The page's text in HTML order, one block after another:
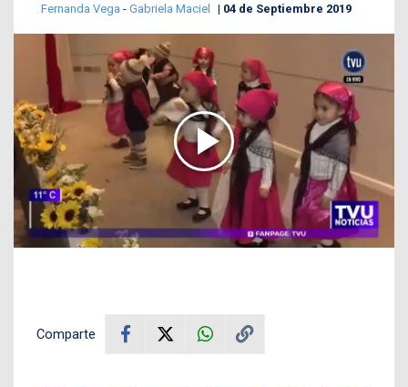
Fernanda Vega - Gabriela Maciel 04 de Septiembre 2019
Comparte